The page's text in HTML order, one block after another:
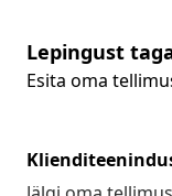
Lepingust
Esita oma